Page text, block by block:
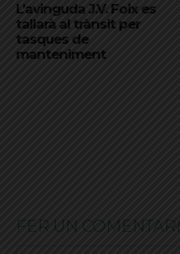
L’avinguda J.V. Foix es
tallarà al trànsit per
tasques de
manteniment
FER UN COMENTARI